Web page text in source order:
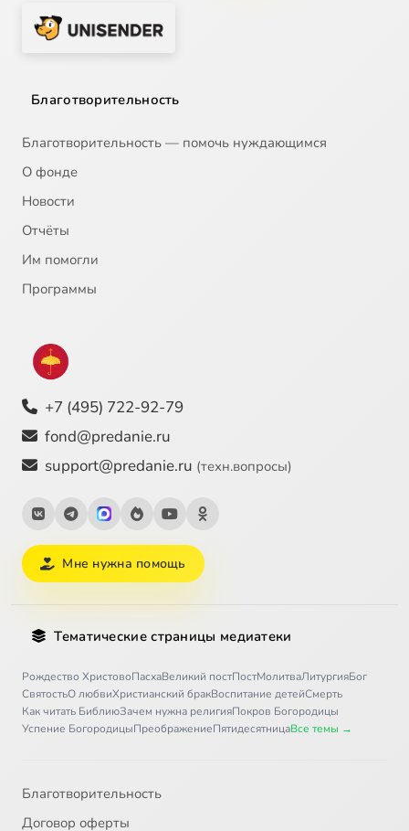
Благотворительность
Благотворительность — помочь нуждающимся
О фонде
Новости
Отчёты
Им помогли
Программы
+7 (495) 722-92-79
fond@predanie.ru
support@predanie.ru (техн.вопросы)
Мне нужна помощь
Тематические страницы медиатеки
Рождество ХристовоПасхаВеликий постПостМолитваЛитургияБог
СвятостьО любвиХристианский бракВоспитание детейСмерть
Как читать БиблиюЗачем нужна религияПокров Богородицы
Успение БогородицыПреображениеПятидесятницаВсе темы →
Благотворительность
Договор оферты